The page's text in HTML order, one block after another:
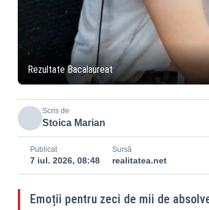
Rezultate Bacalaureat
Scris de
Stoica Marian
Publicat
7 iul. 2026, 08:48
Sursă
realitatea.net
Emoții pentru zeci de mii de